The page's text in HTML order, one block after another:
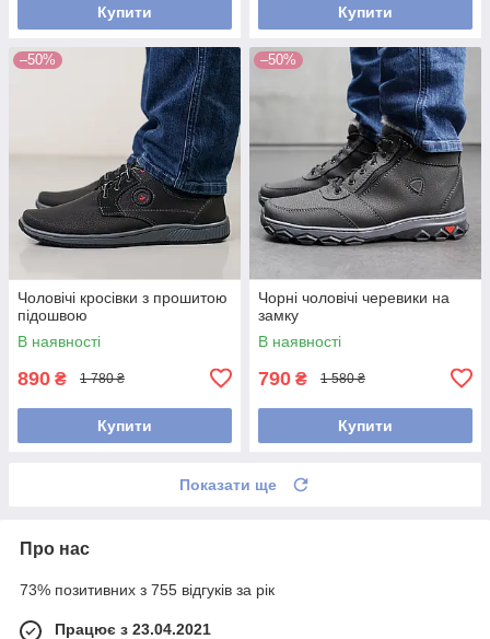
Купити Купити
–50%
Чоловічі кросівки з прошитою
підошвою
В наявності
890 ₴ 1 780 ₴
Купити
–50%
Чорні чоловічі черевики на
замку
В наявності
790 ₴ 1 580 ₴
Купити
Показати ще
Про нас
73% позитивних з 755 відгуків за рік
Працює з 23.04.2021